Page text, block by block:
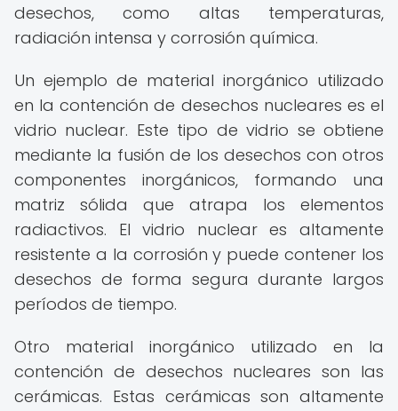
desechos, como altas temperaturas,
radiación intensa y corrosión química.
Un ejemplo de material inorgánico utilizado
en la contención de desechos nucleares es el
vidrio nuclear. Este tipo de vidrio se obtiene
mediante la fusión de los desechos con otros
componentes inorgánicos, formando una
matriz sólida que atrapa los elementos
radiactivos. El vidrio nuclear es altamente
resistente a la corrosión y puede contener los
desechos de forma segura durante largos
períodos de tiempo.
Otro material inorgánico utilizado en la
contención de desechos nucleares son las
cerámicas. Estas cerámicas son altamente